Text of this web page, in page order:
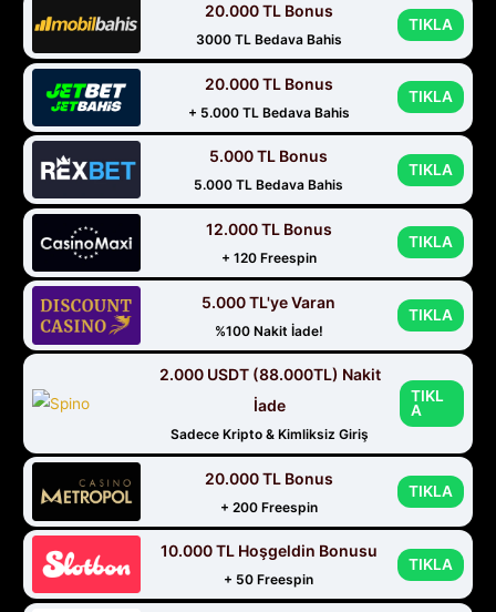
20.000 TL Bonus
3000 TL Bedava Bahis
TIKLA
20.000 TL Bonus
+ 5.000 TL Bedava Bahis
TIKLA
5.000 TL Bonus
5.000 TL Bedava Bahis
TIKLA
12.000 TL Bonus
+ 120 Freespin
TIKLA
5.000 TL'ye Varan
%100 Nakit İade!
TIKLA
2.000 USDT (88.000TL) Nakit
İade
Sadece Kripto & Kimliksiz Giriş
TIKL
A
20.000 TL Bonus
+ 200 Freespin
TIKLA
10.000 TL Hoşgeldin Bonusu
+ 50 Freespin
TIKLA